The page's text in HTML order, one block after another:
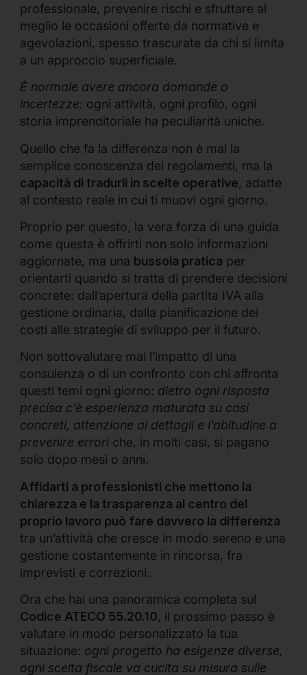
professionale, prevenire rischi e sfruttare al
meglio le occasioni offerte da normative e
agevolazioni, spesso trascurate da chi si limita
a un approccio superficiale.
È normale avere ancora domande o
incertezze: ogni attività, ogni profilo, ogni
storia imprenditoriale ha peculiarità uniche.
Quello che fa la differenza non è mai la
semplice conoscenza dei regolamenti, ma la
capacità di tradurli in scelte operative, adatte
al contesto reale in cui ti muovi ogni giorno.
Proprio per questo, la vera forza di una guida
come questa è offrirti non solo informazioni
aggiornate, ma una bussola pratica per
orientarti quando si tratta di prendere decisioni
concrete: dall’apertura della partita IVA alla
gestione ordinaria, dalla pianificazione dei
costi alle strategie di sviluppo per il futuro.
Non sottovalutare mai l’impatto di una
consulenza o di un confronto con chi affronta
questi temi ogni giorno: dietro ogni risposta
precisa c’è esperienza maturata su casi
concreti, attenzione ai dettagli e l’abitudine a
prevenire errori che, in molti casi, si pagano
solo dopo mesi o anni.
Affidarti a professionisti che mettono la
chiarezza e la trasparenza al centro del
proprio lavoro può fare davvero la differenza
tra un’attività che cresce in modo sereno e una
gestione costantemente in rincorsa, fra
imprevisti e correzioni.
Ora che hai una panoramica completa sul
Codice ATECO 55.20.10, il prossimo passo è
valutare in modo personalizzato la tua
situazione: ogni progetto ha esigenze diverse,
ogni scelta fiscale va cucita su misura sulle